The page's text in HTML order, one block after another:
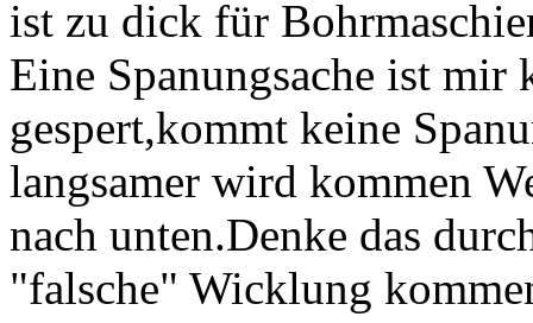
ist zu dick für
Eine Spanungsache ist
gespert,kommt keine
langsamer wird kommen
nach unten.Denke das
"falsche" Wicklung